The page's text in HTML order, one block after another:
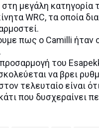
μεγάλη κατηγορία
WRC, τα οποία
πως ο Camilli ήταν
του
να βρει
τελευταίο είναι
που δυσχεραίνει